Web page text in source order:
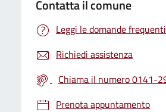
Contatta il comune
Leggi le domande frequenti
Richiedi assistenza
Chiama il numero 0141-
Prenota appuntamento